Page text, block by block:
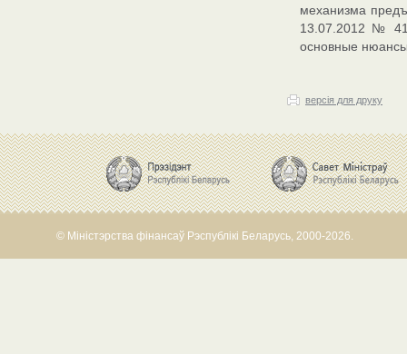
механизма
13.07.2012 №
основные
версія для друку
© Міністэрства фінансаў Рэспублікі Беларусь, 2000-2026.